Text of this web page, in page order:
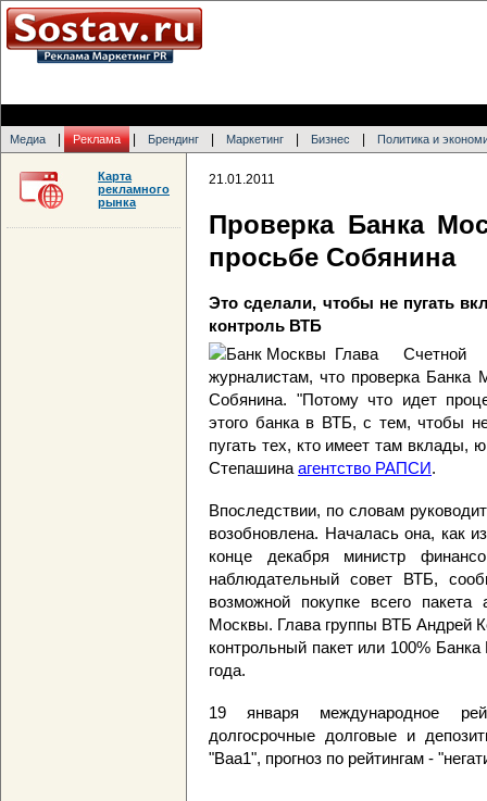
Медиа Реклама Брендинг Маркетинг Бизнес Политика и
21.01.2011
Проверка Банка
просьбе Собянина
Это сделали, чтобы не пугать
контроль ВТБ
Глава
журналистам, что проверка Банка
Собянина. "Потому что идет
этого банка в ВТБ, с тем, чтобы
пугать тех, кто имеет там вклады,
Степашина агентство РАПСИ.
Впоследствии, по словам
возобновлена. Началась она, как
конце декабря министр
наблюдательный совет ВТБ,
возможной покупке всего пакета
Москвы. Глава группы ВТБ Андрей
контрольный пакет или 100%
года.
19 января международное
долгосрочные долговые и
"Baa1", прогноз по рейтингам -
Карта
рекламного
рынка